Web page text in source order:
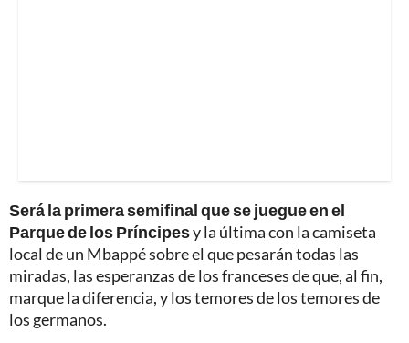
Será la primera semifinal que se juegue en el
Parque de los Príncipesy la última con la camiseta
local de un Mbappé sobre el que pesarán todas las
miradas, las esperanzas de los franceses de que, al fin,
marque la diferencia, y los temores de los temores de
los germanos.